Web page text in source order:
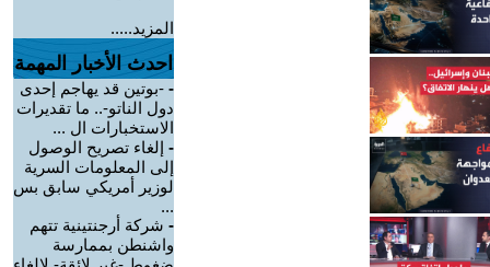
المزيد.....
احدث الأخبار المهمة
- -بوتين قد يهاجم إحدى
دول الناتو-.. ما تقديرات
الاستخبارات ال ...
- إلغاء تصريح الوصول
إلى المعلومات السرية
لوزير أمريكي سابق بس
...
- شركة أرجنتينية تتهم
واشنطن بممارسة